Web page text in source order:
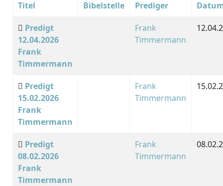
Titel Bibelstelle Prediger
Predigt
12.04.2026
Frank
Timmermann
Frank
Timmermann
Predigt
15.02.2026
Frank
Timmermann
Frank
Timmermann
Predigt
08.02.2026
Frank
Timmermann
Frank
Timmermann